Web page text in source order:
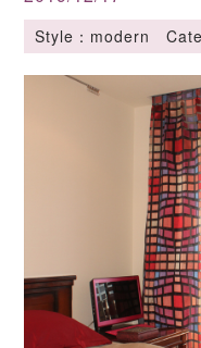
Style：modern